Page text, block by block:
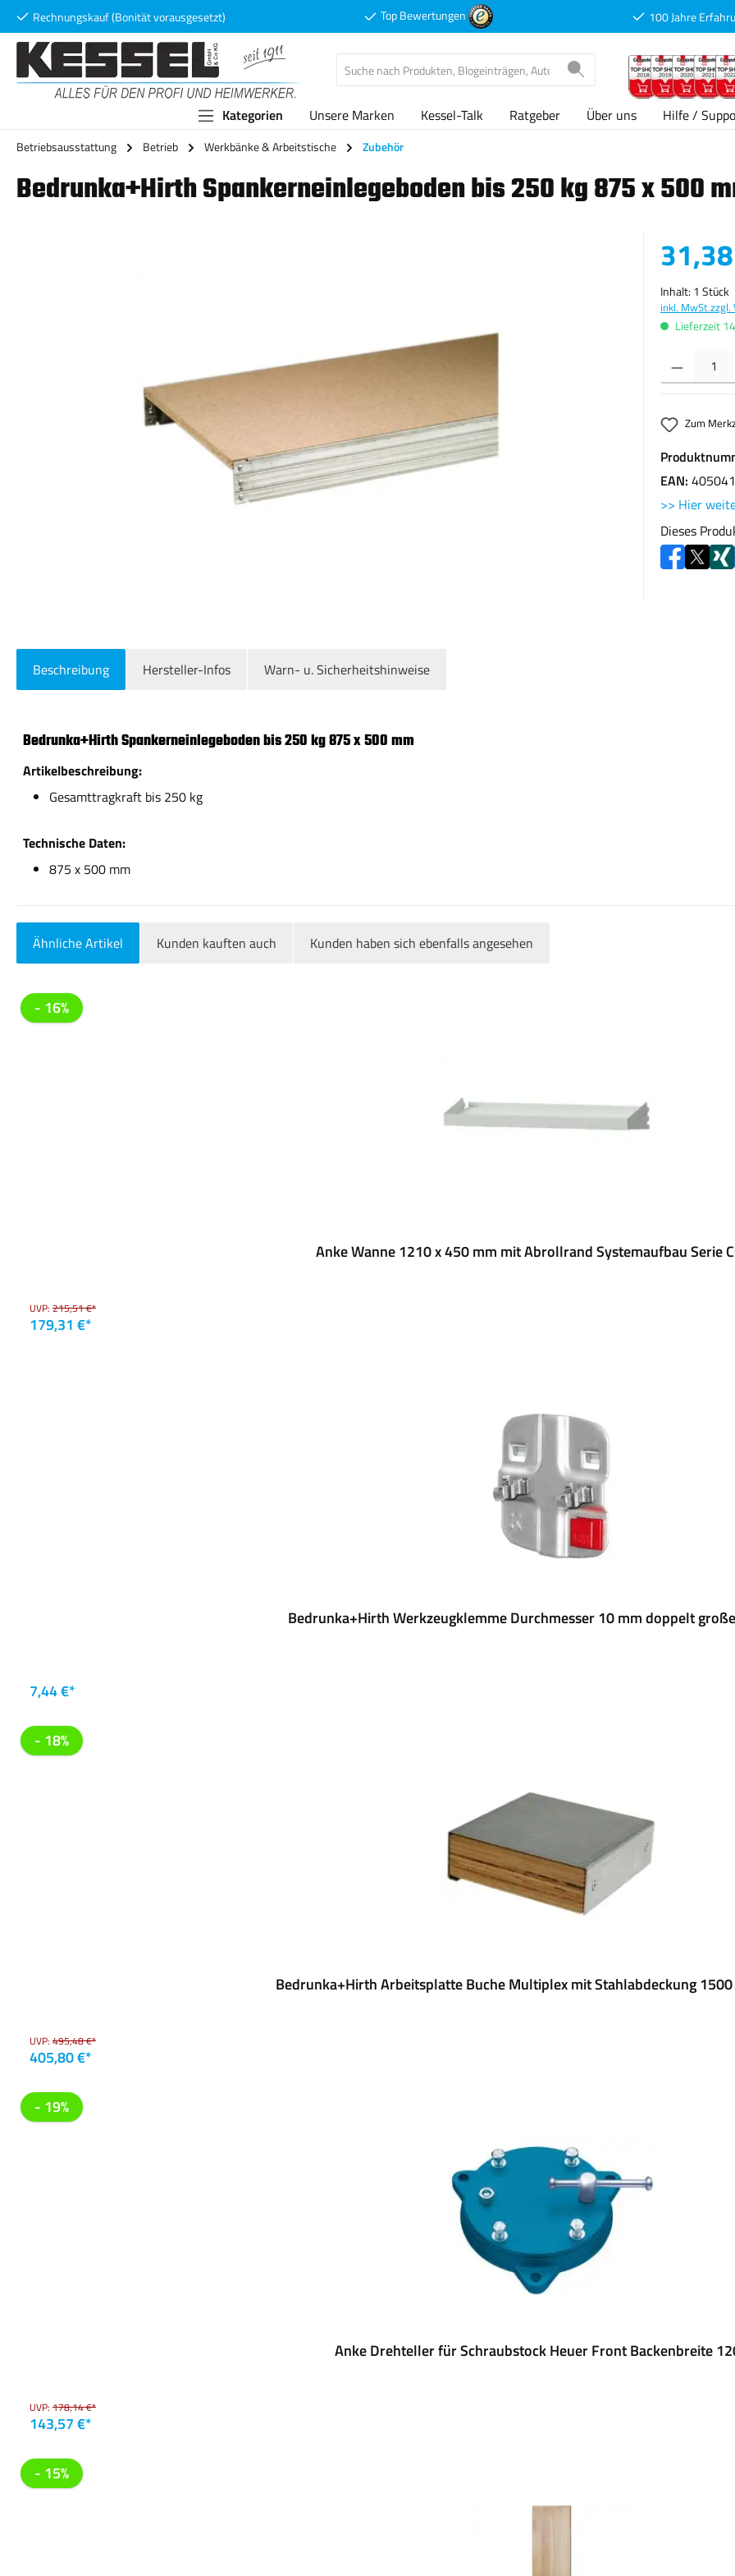
Hauptinhalt springen
Zur Suche springen
Zur Hauptnavigation springen
Rechnungskauf (Bonität vorausgesetzt) Top Bewertungen 100 Jahre
Kategorien Unsere Marken Kessel-Talk Ratgeber Über uns Hilfe /
Betriebsausstattung Betrieb Werkbänke & Arbeitstische Zubehör
Bedrunka+Hirth Spankerneinlegeboden bis 250 kg 875 x 500
Verkaufspreis:
Inhalt: 1 Stück
inkl. MwSt.zzgl.
Lieferzeit
Produkt Anzahl:
Zum
EAN:
>> Hier
Dieses
Beschreibung Hersteller-Infos Warn- u. Sicherheitshinweise
Bedrunka+Hirth Spankerneinlegeboden bis 250 kg 875 x 500 mm
Artikelbeschreibung:
Gesamttragkraft bis 250 kg
Technische Daten:
875 x 500 mm
Ähnliche Artikel Kunden kauften auch Kunden haben sich ebenfalls angesehen
Produktgalerie überspringen
- 16%
Anke Wanne 1210 x 450 mm mit Abrollrand Systemaufbau Serie
UVP: 215,51 €*
179,31 €*
Bedrunka+Hirth Werkzeugklemme Durchmesser 10 mm doppelt
7,44 €*
- 18%
Bedrunka+Hirth Arbeitsplatte Buche Multiplex mit Stahlabdeckung
UVP: 495,48 €*
405,80 €*
- 19%
Anke Drehteller für Schraubstock Heuer Front Backenbreite
UVP: 178,14 €*
143,57 €*
- 15%